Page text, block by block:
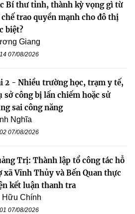
Bí thư tỉnh, thành kỳ vọng gì từ
chế trao quyền mạnh cho đô thị
biệt?
Giang
07/08/2026
2 - Nhiều trường học, trạm y tế,
sở công bị lấn chiếm hoặc sử
sai công năng
Nghĩa
07/08/2026
Trị: Thành lập tổ công tác hỗ
xã Vĩnh Thủy và Bến Quan thực
kết luận thanh tra
Hữu Chính
07/08/2026